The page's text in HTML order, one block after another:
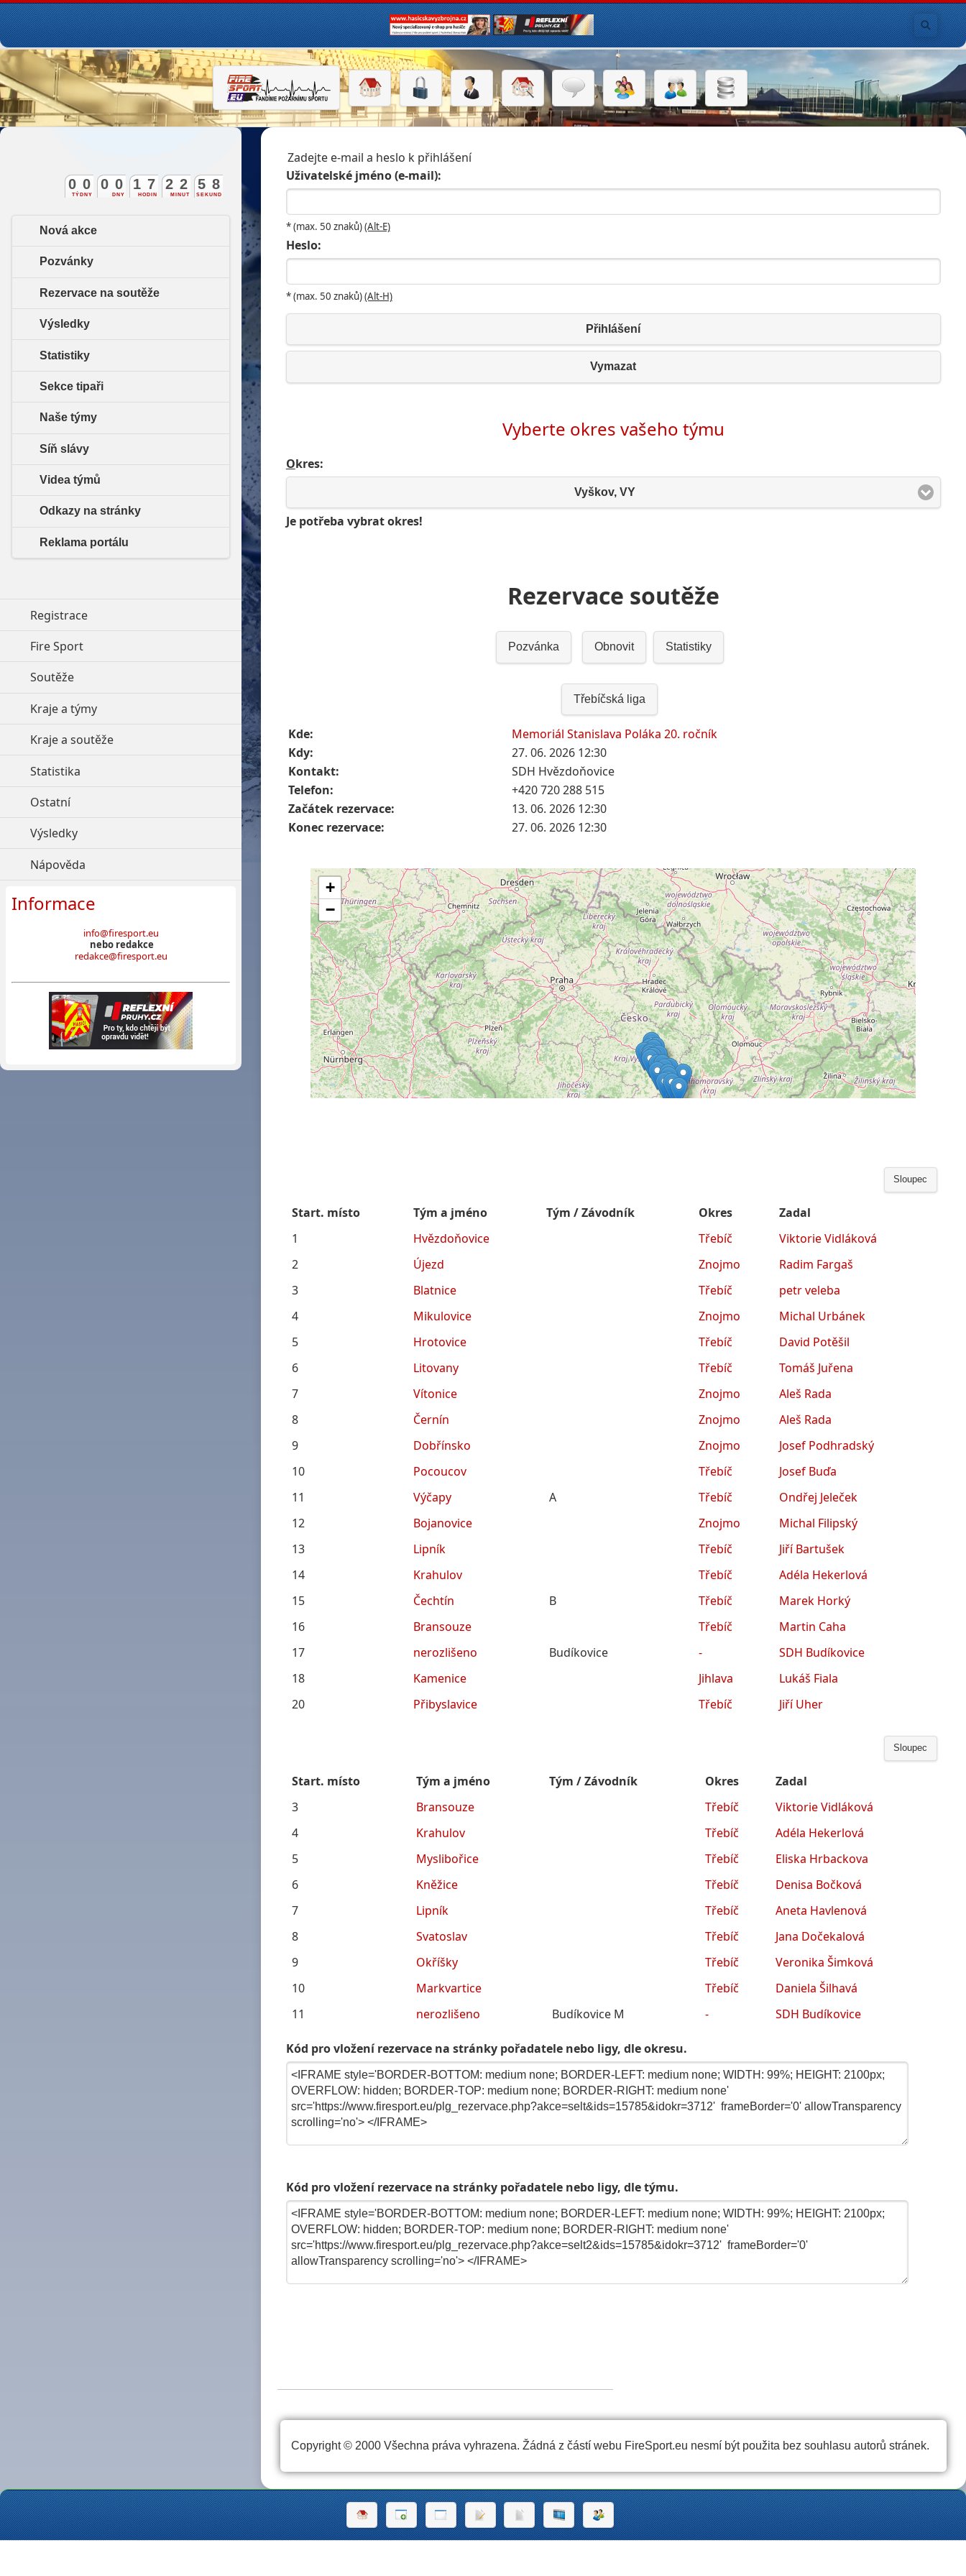
Zadejte e-mail a heslo k přihlášení
Uživatelské jméno (e-mail):
* (max. 50 znaků)(Alt-E)
Heslo:
* (max. 50 znaků)(Alt-H)
Přihlášení
Vymazat
Vyberte okres vašeho týmu
Okres:
Vyškov, VY
Je potřeba vybrat okres!
Rezervace soutěže
Pozvánka Obnovit Statistiky
Třebíčská liga
Kde:
Memoriál Stanislava Poláka 20. ročník
Kdy:
27. 06. 2026 12:30
Kontakt:
SDH Hvězdoňovice
Telefon:
+420 720 288 515
Začátek rezervace:
13. 06. 2026 12:30
Konec rezervace:
27. 06. 2026 12:30
Sloupec
Start. místo Tým a jméno Tým / Závodník Okres
Zadal
1
Hvězdoňovice Třebíč
Viktorie Vidláková
2
Újezd Znojmo
Radim Fargaš
3
Blatnice Třebíč
petr veleba
4
Mikulovice Znojmo
Michal Urbánek
5
Hrotovice Třebíč
David Potěšil
6
Litovany Třebíč
Tomáš Juřena
7
Vítonice Znojmo
Aleš Rada
8
Černín Znojmo
Aleš Rada
9
Dobřínsko Znojmo
Josef Podhradský
10
Pocoucov Třebíč
Josef Buďa
11
Výčapy A Třebíč
Ondřej Jeleček
12
Bojanovice Znojmo
Michal Filipský
13
Lipník Třebíč
Jiří Bartušek
14
Krahulov Třebíč
Adéla Hekerlová
15
Čechtín B Třebíč
Marek Horký
16
Bransouze Třebíč
Martin Caha
17
nerozlišeno Budíkovice -
SDH Budíkovice
18
Kamenice Jihlava
Lukáš Fiala
20
Přibyslavice Třebíč Jiří Uher
Sloupec
Start. místo Tým a jméno Tým / Závodník Okres
Zadal
3
Bransouze Třebíč
Viktorie Vidláková
4
Krahulov Třebíč
Adéla Hekerlová
5
Myslibořice Třebíč
Eliska Hrbackova
6
Kněžice Třebíč
Denisa Bočková
7
Lipník Třebíč
Aneta Havlenová
8
Svatoslav Třebíč
Jana Dočekalová
9
Okříšky Třebíč
Veronika Šimková
10
Markvartice Třebíč
Daniela Šilhavá
11
nerozlišeno Budíkovice M - SDH Budíkovice
Kód pro vložení rezervace na stránky pořadatele nebo ligy, dle okresu.
Kód pro vložení rezervace na stránky pořadatele nebo ligy, dle týmu.
Copyright © 2000 Všechna práva vyhrazena. Žádná z částí webu FireSport.eu nesmí být použita bez souhlasu autorů stránek.
TÝDNY
0 0
DNY
0 0
HODIN
1 7
MINUT
2 2
SEKUND
5 7
8
Nová akce
Pozvánky
Rezervace na soutěže
Výsledky
Statistiky
Sekce tipaři
Naše týmy
Síň slávy
Videa týmů
Odkazy na stránky
Reklama portálu
Registrace
Fire Sport
Soutěže
Kraje a týmy
Kraje a soutěže click to expand contents
Statistika
Ostatníclick to expand contents
Výsledky
Nápověda
Informace
info@firesport.eu
nebo redakce
redakce@firesport.eu